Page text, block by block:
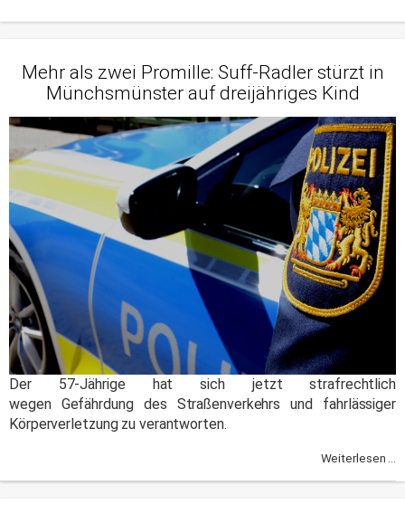
Mehr als zwei Promille: Suff-Radler stürzt in
Münchsmünster auf dreijähriges Kind
Der 57-Jährige hat sich jetzt strafrechtlich
wegen Gefährdung des Straßenverkehrs und fahrlässiger
Körperverletzung zu verantworten.
Weiterlesen ...